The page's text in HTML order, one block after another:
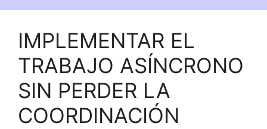
IMPLEMENTAR EL
TRABAJO ASÍNCRONO
SIN PERDER LA
COORDINACIÓN